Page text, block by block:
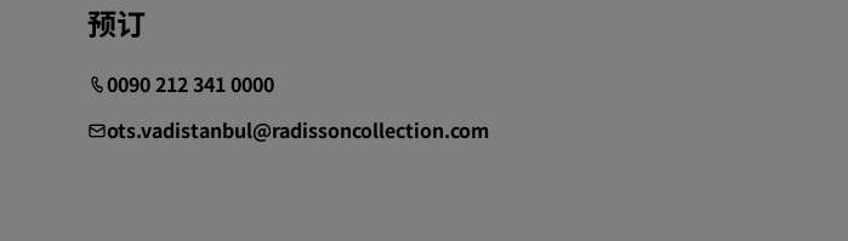
预订
0090 212 341 0000
ots.vadistanbul@radissoncollection.com